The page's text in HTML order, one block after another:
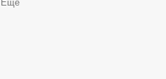
Ещё